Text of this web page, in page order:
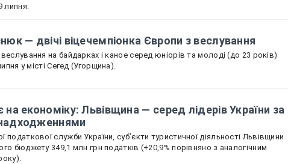
липня.
— двічі віцечемпіонка Європи з веслування
на байдарках і каное серед юніорів та молоді (до 23 років)
у місті Сегед (Угорщина).
економіку: Львівщина — серед лідерів України за
служби України, суб’єкти туристичної діяльності Львівщини
бюджету 349,1 млн грн податків (+20,9% порівняно з аналогічним